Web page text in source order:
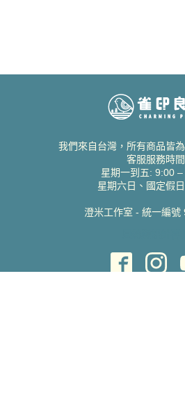
我們來自台灣，所有商品皆
客服服務時間
星期一到五: 9:00
星期六日、國定假
澄米工作室 - 統一編號